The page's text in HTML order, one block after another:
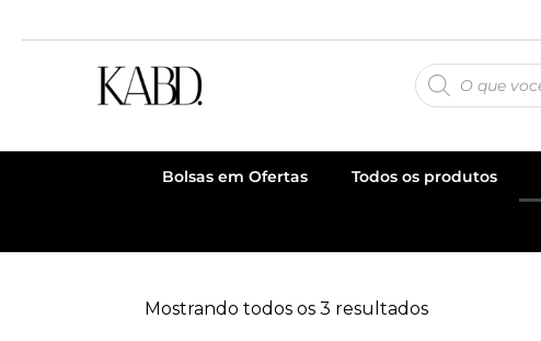
Bolsas em Ofertas Todos os produtos
Mostrando todos os 3 resultados